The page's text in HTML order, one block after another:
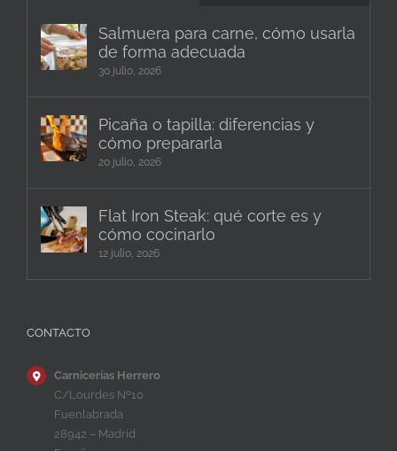
Salmuera para carne, cómo usarla
de forma adecuada
30 julio, 2026
Picaña o tapilla: diferencias y
cómo prepararla
20 julio, 2026
Flat Iron Steak: qué corte es y
cómo cocinarlo
12 julio, 2026
CONTACTO
Carnicerías Herrero
C/Lourdes Nº10
Fuenlabrada
28942 – Madrid